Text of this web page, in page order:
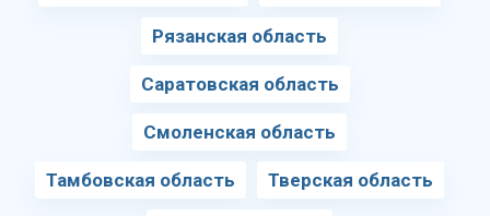
Рязанская область
Саратовская область
Смоленская область
Тамбовская область Тверская область